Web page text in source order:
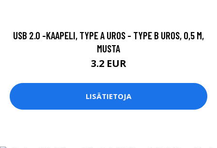
USB 2.0 -KAAPELI, TYPE A UROS - TYPE B UROS, 0,5 M,
MUSTA
3.2 EUR
LISÄTIETOJA